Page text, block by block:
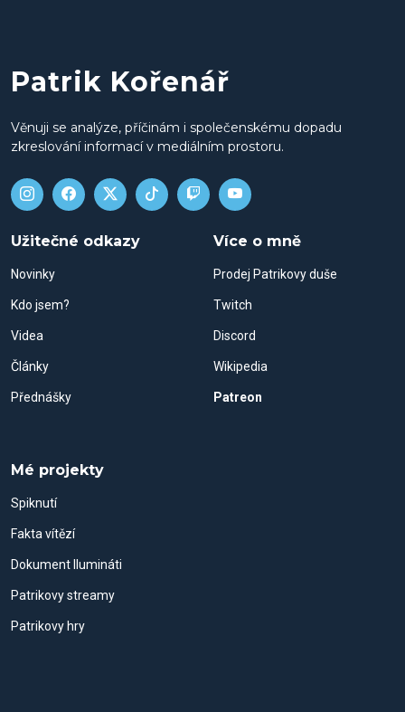
Patrik Kořenář
Věnuji se analýze, příčinám i společenskému dopadu
zkreslování informací v mediálním prostoru.
Užitečné odkazy
Novinky
Kdo jsem?
Videa
Články
Přednášky
Více o mně
Prodej Patrikovy duše
Twitch
Discord
Wikipedia
Patreon
Mé projekty
Spiknutí
Fakta vítězí
Dokument Ilumináti
Patrikovy streamy
Patrikovy hry